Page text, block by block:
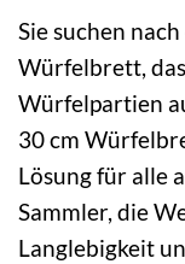
Sie suchen
Würfelbrett,
Würfelpartien
30 cm
Lösung für alle
Sammler, die
Langlebigkeit